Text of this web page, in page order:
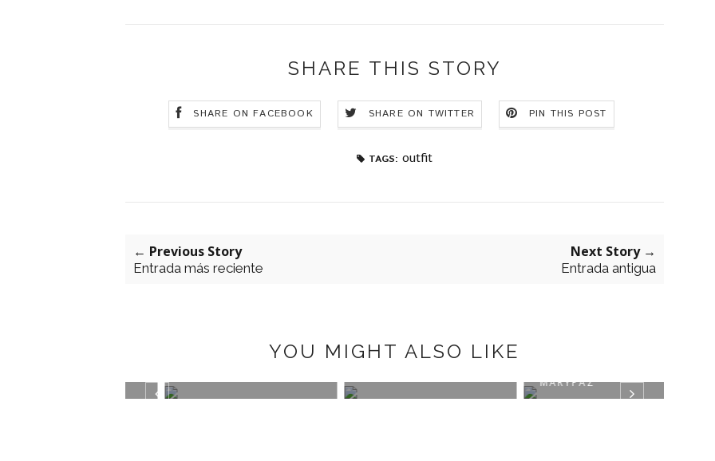
SHARE THIS STORY
SHARE ON FACEBOOK SHARE ON TWITTER PIN THIS POST
TAGS: outfit
← Previous Story
Entrada más reciente
Next Story →
Entrada antigua
YOU MIGHT ALSO LIKE
MARYPAZ